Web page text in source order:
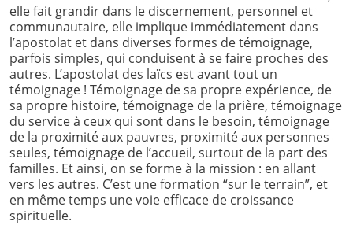
elle fait grandir dans le discernement, personnel et
communautaire, elle implique immédiatement dans
l’apostolat et dans diverses formes de témoignage,
parfois simples, qui conduisent à se faire proches des
autres. L’apostolat des laïcs est avant tout un
témoignage ! Témoignage de sa propre expérience, de
sa propre histoire, témoignage de la prière, témoignage
du service à ceux qui sont dans le besoin, témoignage
de la proximité aux pauvres, proximité aux personnes
seules, témoignage de l’accueil, surtout de la part des
familles. Et ainsi, on se forme à la mission : en allant
vers les autres. C’est une formation “sur le terrain”, et
en même temps une voie efficace de croissance
spirituelle.